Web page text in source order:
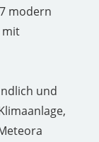
modern
mit
und